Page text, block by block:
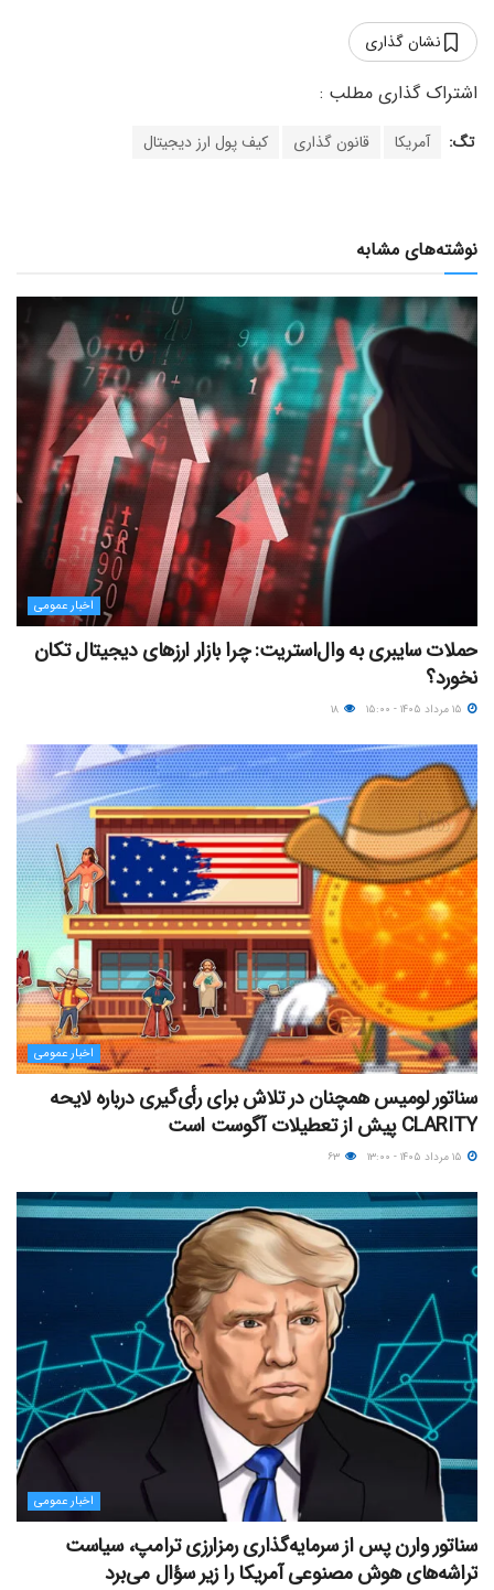
نشان گذاری
تگ: آمریکا قانون گذاری کیف پول ارز دیجیتال
نوشته‌های مشابه
اخبار عمومی
حملات سایبری به وال‌استریت: چرا بازار ارزهای دیجیتال تکان
نخورد؟
اخبار عمومی
سناتور لومیس همچنان در تلاش برای رأی‌گیری درباره لایحه
CLARITY پیش از تعطیلات آگوست است
اخبار عمومی
سناتور وارن پس از سرمایه‌گذاری رمزارزی ترامپ، سیاست
تراشه‌های هوش مصنوعی آمریکا را زیر سؤال می‌برد